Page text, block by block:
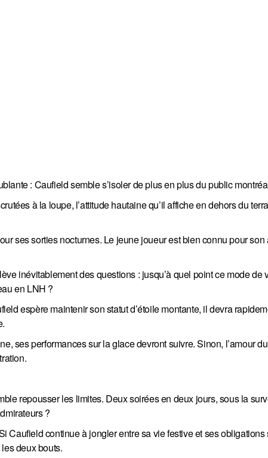
: Caufield semble s’isoler de plus en plus du public
à la loupe, l’attitude hautaine qu’il affiche en dehors du
ses sorties nocturnes. Le jeune joueur est bien connu pour
inévitablement des questions : jusqu’à quel point ce mode de
en LNH ?
espère maintenir son statut d’étoile montante, il devra
ses performances sur la glace devront suivre. Sinon, l’amour
repousser les limites. Deux soirées en deux jours, sous la
?
Caufield continue à jongler entre sa vie festive et ses obligations
deux bouts.